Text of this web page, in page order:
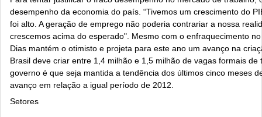
desempenho da economia do país. “Tivemos um crescimento do
foi alto. A geração de emprego não poderia contrariar a nossa
crescemos acima do esperado". Mesmo com o enfraquecimento
Dias mantém o otimisto e projeta para este ano um avanço na
Brasil deve criar entre 1,4 milhão e 1,5 milhão de vagas formais de
governo é que seja mantida a tendência dos últimos cinco meses
avanço em relação a igual período de 2012.
Setores